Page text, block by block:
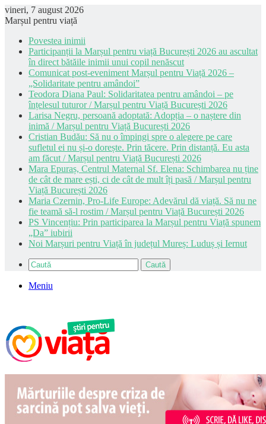
vineri, 7 august 2026
Marșul pentru viață
Povestea inimii
Participanții la Marșul pentru viață București 2026 au ascultat
în direct bătăile inimii unui copil nenăscut
Comunicat post-eveniment Marșul pentru Viață 2026 –
„Solidaritate pentru amândoi”
Teodora Diana Paul: Solidaritatea pentru amândoi – pe
înțelesul tuturor / Marșul pentru Viață București 2026
Larisa Negru, persoană adoptată: Adopția – o naștere din
inimă / Marșul pentru Viață București 2026
Cristian Budău: Să nu o împingi spre o alegere pe care
sufletul ei nu și-o dorește. Prin tăcere. Prin distanță. Eu asta
am făcut / Marșul pentru Viață București 2026
Mara Epuraș, Centrul Maternal Sf. Elena: Schimbarea nu ține
de cât de mare ești, ci de cât de mult îți pasă / Marșul pentru
Viață București 2026
Maria Czernin, Pro-Life Europe: Adevărul dă viață. Să nu ne
fie teamă să-l rostim / Marșul pentru Viață București 2026
PS Vincențiu: Prin participarea la Marșul pentru Viață spunem
„Da” iubirii
Noi Marșuri pentru Viață în județul Mureș: Luduș și Iernut
Caută
Meniu